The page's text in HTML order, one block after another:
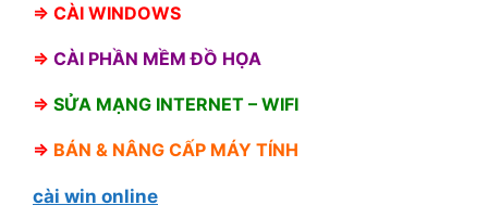
⇒ CÀI WINDOWS
⇒ CÀI PHẦN MỀM ĐỒ HỌA
⇒ SỬA MẠNG INTERNET – WIFI
⇒ BÁN & NÂNG CẤP MÁY TÍNH
cài win online